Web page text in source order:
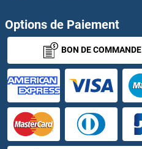
TBXAS1 Kits ELISA
TCEB2 Kits ELISA
TCEB3 Kits ELISA
TCF20 Kits ELISA
TCF21 Kits ELISA
Options de Paiement
BON DE COMMANDE